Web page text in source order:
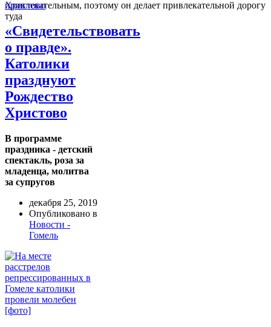
привлекательным, поэтому он делает привлекательной дорогу
туда
«Свидетельствовать
о правде».
Католики
празднуют
Рождество
Христово
В программе
праздника - детский
спектакль, роза за
младенца, молитва
за супругов
декабря 25, 2019
Опубликовано в
Новости -
Гомель